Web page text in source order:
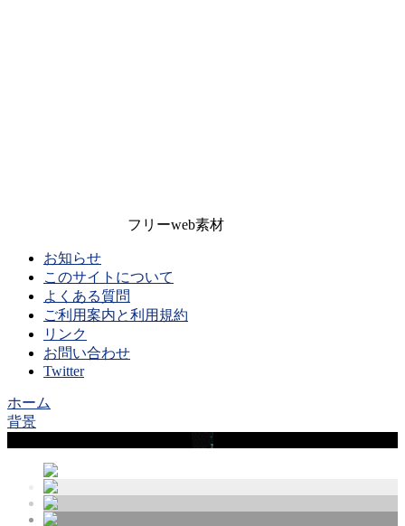
フリーweb素材
お知らせ
このサイトについて
よくある質問
ご利用案内と利用規約
リンク
お問い合わせ
Twitter
ホーム
背景